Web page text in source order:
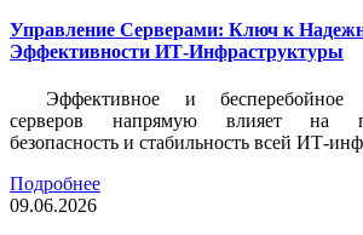
Управление Серверами: Ключ к
Эффективности ИТ-Инфраструктуры
Эффективное и бесперебойное
серверов напрямую влияет на
безопасность и стабильность всей ИТ-
Подробнее
09.06.2026